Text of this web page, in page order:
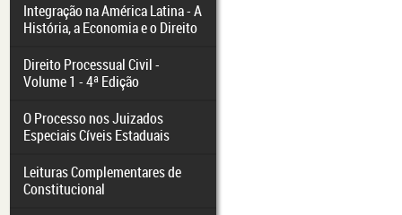
Integração na América Latina - A
História, a Economia e o Direito
Direito Processual Civil -
Volume 1 - 4ª Edição
O Processo nos Juizados
Especiais Cíveis Estaduais
Leituras Complementares de
Constitucional